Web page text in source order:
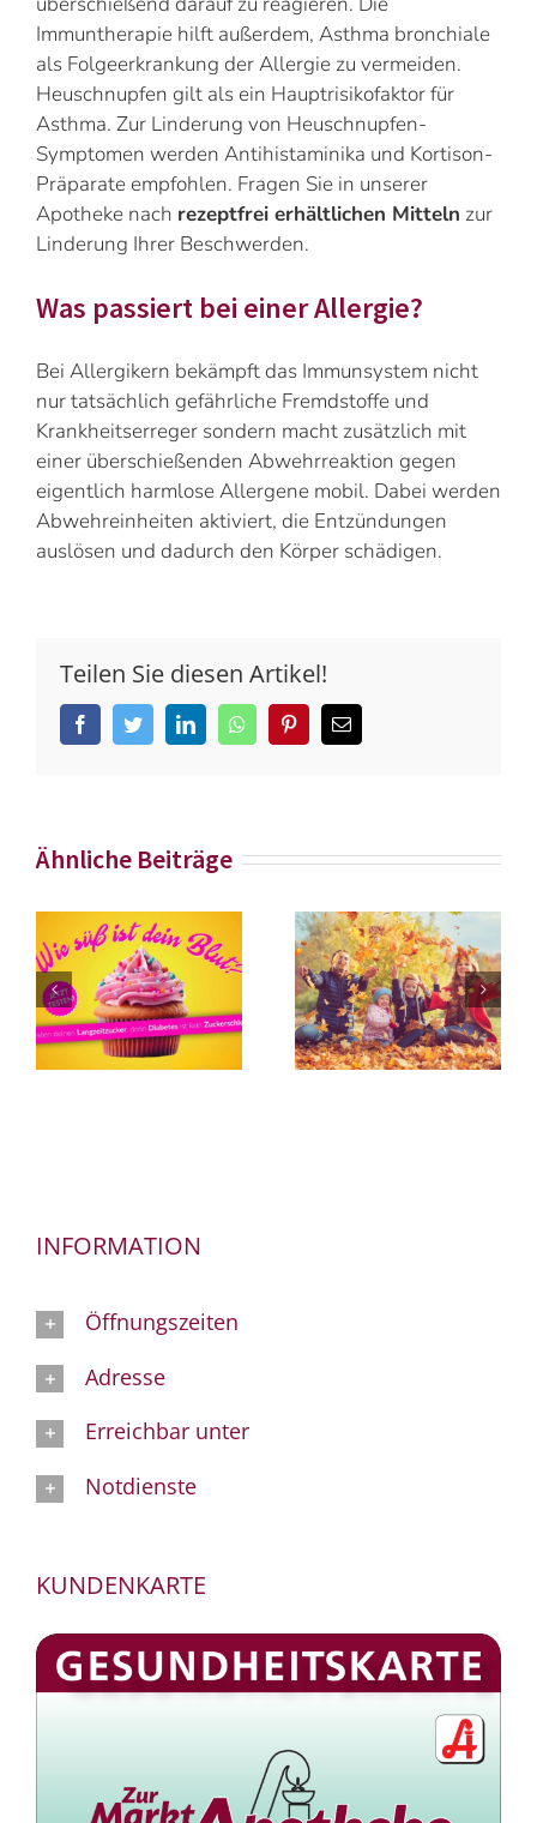
Immuntherapie hilft außerdem, Asthma bronchiale
als Folgeerkrankung der Allergie zu vermeiden.
Heuschnupfen gilt als ein Hauptrisikofaktor für
Asthma. Zur Linderung von Heuschnupfen-
Symptomen werden Antihistaminika und Kortison-
Präparate empfohlen. Fragen Sie in unserer
Apotheke nach rezeptfrei erhältlichen Mitteln zur
Linderung Ihrer Beschwerden.
Was passiert bei einer Allergie?
Bei Allergikern bekämpft das Immunsystem nicht
nur tatsächlich gefährliche Fremdstoffe und
Krankheitserreger sondern macht zusätzlich mit
einer überschießenden Abwehrreaktion gegen
eigentlich harmlose Allergene mobil. Dabei werden
Abwehreinheiten aktiviert, die Entzündungen
auslösen und dadurch den Körper schädigen.
Teilen Sie diesen Artikel!
FacebookTwitterLinkedInWhatsappPinterestEmail
Ähnliche Beiträge
INFORMATION
Öffnungszeiten
Adresse
Erreichbar unter
Notdienste
KUNDENKARTE